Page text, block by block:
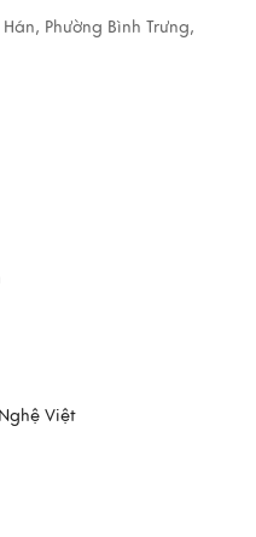
Phường Bình Trưng,
Việt